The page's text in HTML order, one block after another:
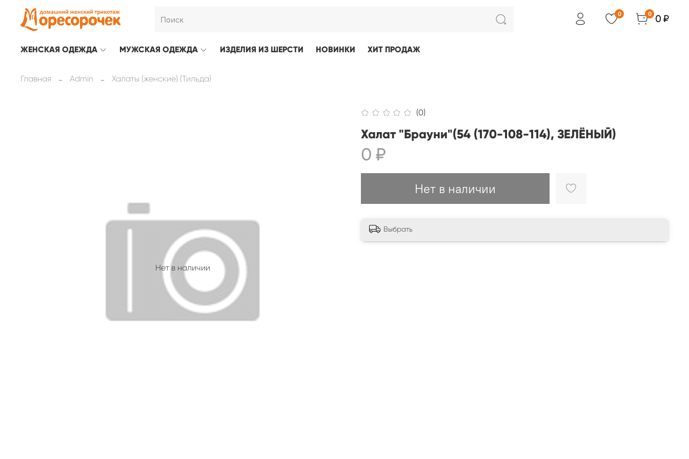
0 0
0 ₽
ЖЕНСКАЯ ОДЕЖДА МУЖСКАЯ ОДЕЖДА ИЗДЕЛИЯ ИЗ ШЕРСТИ НОВИНКИ ХИТ ПРОДАЖ
Главная Admin Халаты (женские) (Тильда)
Нет в наличии
(0)
Халат "Брауни"(54 (170-108-114), ЗЕЛЁНЫЙ)
0 ₽
Нет в наличии
Выбрать